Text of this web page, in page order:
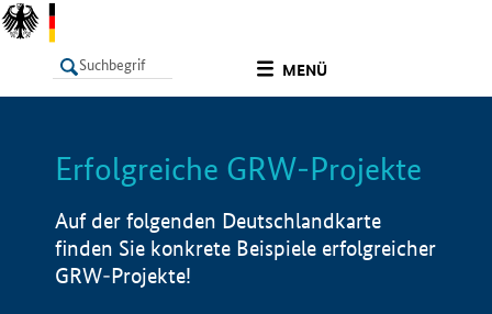
MENÜ
LISTE Info
Erfolgreiche GRW-Projekte
Auf der folgenden Deutschlandkarte
finden Sie konkrete Beispiele erfolgreicher
GRW-Projekte!